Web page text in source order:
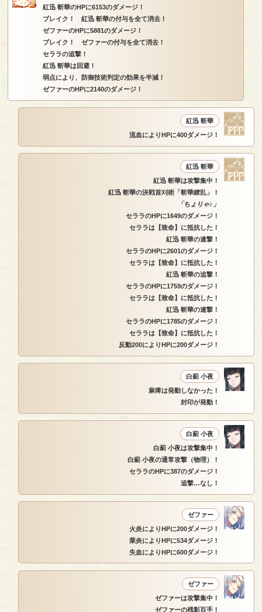
紅迅 斬華のHPに6153のダメージ！
ブレイク！ 紅迅 斬華の付与を全て消去！
ゼファーのHPに5881のダメージ！
ブレイク！ ゼファーの付与を全て消去！
セララの追撃！
紅迅 斬華は回避！
弱点により、防御技術判定の効果を半減！
ゼファーのHPに2140のダメージ！
紅迅 斬華
流血によりHPに400ダメージ！
紅迅 斬華
紅迅 斬華は攻撃集中！
紅迅 斬華の決戦首刈術「斬華繚乱」！
「ちょりゃ♪」
セララのHPに1649のダメージ！
セララは【致命】に抵抗した！
紅迅 斬華の連撃！
セララのHPに2601のダメージ！
セララは【致命】に抵抗した！
紅迅 斬華の追撃！
セララのHPに1759のダメージ！
セララは【致命】に抵抗した！
紅迅 斬華の連撃！
セララのHPに1785のダメージ！
セララは【致命】に抵抗した！
反動200によりHPに200ダメージ！
白薊 小夜
麻痺は発動しなかった！
封印が発動！
白薊 小夜
白薊 小夜は攻撃集中！
白薊 小夜の通常攻撃（物理）！
セララのHPに387のダメージ！
追撃…なし！
ゼファー
火炎によりHPに200ダメージ！
業炎によりHPに534ダメージ！
失血によりHPに600ダメージ！
ゼファー
ゼファーは攻撃集中！
ゼファーの残影百手！